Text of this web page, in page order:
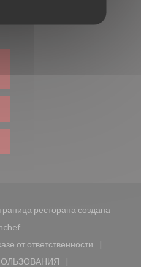
ресторана создана
((открывается в новом окне))
от ответственности
((открывается в новом окне))